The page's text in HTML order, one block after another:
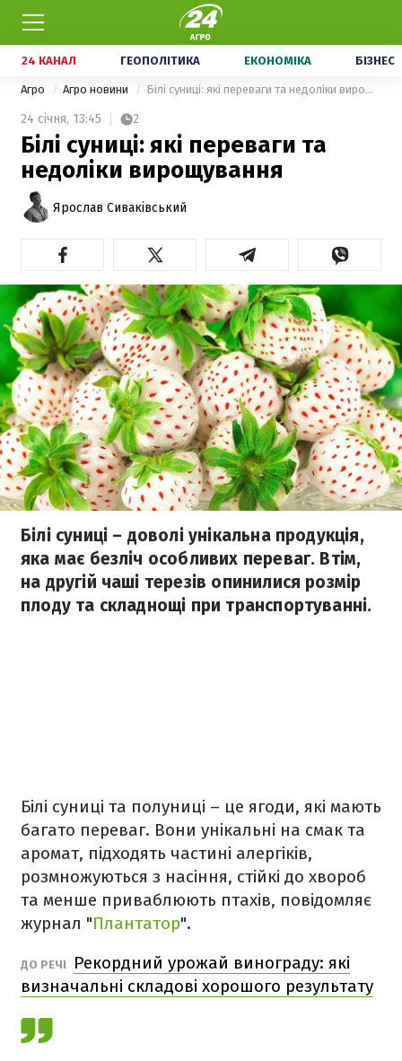
24 КАНАЛ ГЕОПОЛІТИКА ЕКОНОМІКА БІЗНЕС
Агро Агро новини Білі суниці: які переваги та недоліки вирощування
24 січня, 13:45 2
Білі суниці: які переваги та
недоліки вирощування
Ярослав Сиваківський
Білі суниці – доволі унікальна продукція,
яка має безліч особливих переваг. Втім,
на другій чаші терезів опинилися розмір
плоду та складнощі при транспортуванні.
Білі суниці та полуниці – це ягоди, які мають
багато переваг. Вони унікальні на смак та
аромат, підходять частині алергіків,
розмножуються з насіння, стійкі до хвороб
та менше приваблюють птахів, повідомляє
журнал "Плантатор".
ДО РЕЧІ
Рекордний урожай винограду: які
визначальні складові хорошого результату